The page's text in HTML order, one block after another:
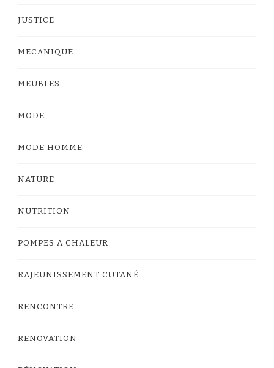
JUSTICE
MECANIQUE
MEUBLES
MODE
MODE HOMME
NATURE
NUTRITION
POMPES A CHALEUR
RAJEUNISSEMENT CUTANÉ
RENCONTRE
RENOVATION